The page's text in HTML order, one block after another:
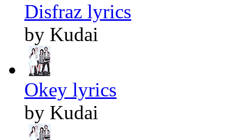
Disfraz lyrics
by Kudai
Okey lyrics
by Kudai